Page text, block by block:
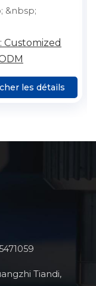
écrou
&nbsp;
Customized
les détails
Tiandi,